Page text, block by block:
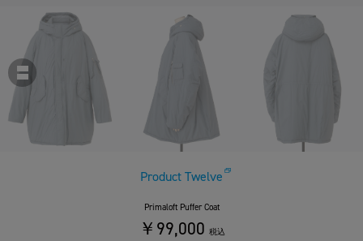
Product Twelve
Primaloft Puffer Coat
￥99,000 税込